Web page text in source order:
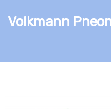
Volkmann